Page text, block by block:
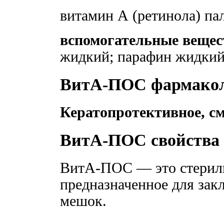
витамин А (ретинола)
вспомогательные
жидкий; парафин
ВитА-ПОС
Кератопротективное,
ВитА-ПОС свойства
ВитА-ПОС — это
предназначенное для
мешок.